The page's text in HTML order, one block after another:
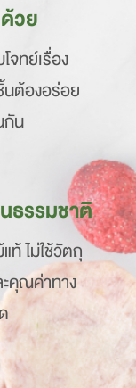
วย
จทย์เรื่อง
นต้องอร่อย
กัน
ธรรมชาติ
ไม่ใช้วัตถุ
ะคุณค่าทาง